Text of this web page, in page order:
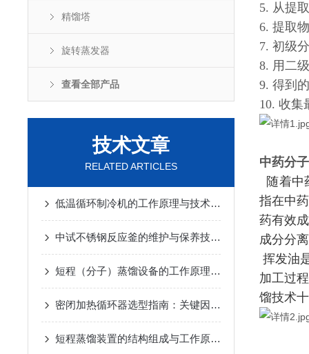
精馏塔
旋转蒸发器
查看全部产品
技术文章
RELATED ARTICLES
低温循环制冷机的工作原理与技术优势 2025-02-14
中试不锈钢反应釜的维护与保养技巧 2025-01-10
短程（分子）蒸馏设备的工作原理及应用 2024-12-07
密闭加热循环器选型指南：关键因素与考量 2024-11-14
短程蒸馏装置的结构组成与工作原理
5. 从提
6. 提取
7. 初级
8. 用二
9. 得到
10. 收集
中药分
随着中
指在中
药有效
成分分
挥发油
加工过
馏技术